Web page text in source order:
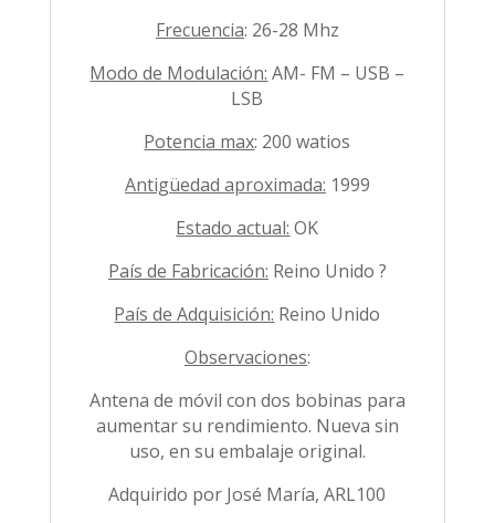
Frecuencia: 26-28 Mhz
Modo de Modulación: AM- FM – USB –
LSB
Potencia max: 200 watios
Antigüedad aproximada: 1999
Estado actual: OK
País de Fabricación: Reino Unido ?
País de Adquisición: Reino Unido
Observaciones:
Antena de móvil con dos bobinas para
aumentar su rendimiento. Nueva sin
uso, en su embalaje original.
Adquirido por José María, ARL100